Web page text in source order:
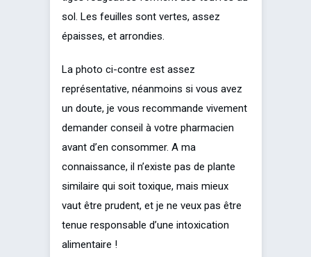
sol. Les feuilles sont vertes, assez
épaisses, et arrondies.
La photo ci-contre est assez
représentative, néanmoins si vous avez
un doute, je vous recommande vivement
demander conseil à votre pharmacien
avant d’en consommer. A ma
connaissance, il n’existe pas de plante
similaire qui soit toxique, mais mieux
vaut être prudent, et je ne veux pas être
tenue responsable d’une intoxication
alimentaire !